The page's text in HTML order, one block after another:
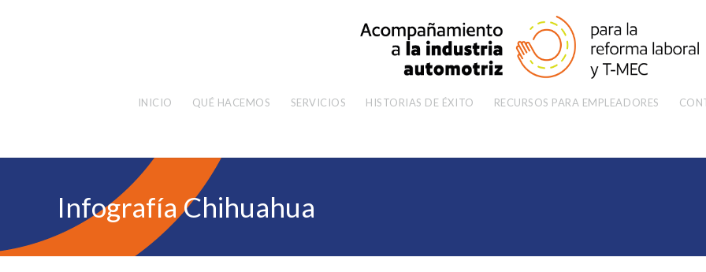
INICIO QUÉ HACEMOS SERVICIOS HISTORIAS DE ÉXITO RECURSOS PARA EMPLEADORES
Infografía Chihuahua